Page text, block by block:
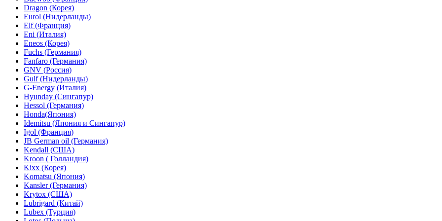
Dragon (Корея)
Eurol (Нидерланды)
Elf (Франция)
Eni (Италия)
Eneos (Корея)
Fuchs (Германия)
Fanfaro (Германия)
GNV (Россия)
Gulf (Нидерланды)
G-Energy (Италия)
Hyunday (Сингапур)
Hessol (Германия)
Honda(Япония)
Idemitsu (Япония и Сингапур)
Igol (Франция)
JB German oil (Германия)
Kendall (США)
Kroon ( Голландия)
Kixx (Корея)
Komatsu (Япония)
Kansler (Германия)
Krytox (США)
Lubrigard (Китай)
Lubex (Турция)